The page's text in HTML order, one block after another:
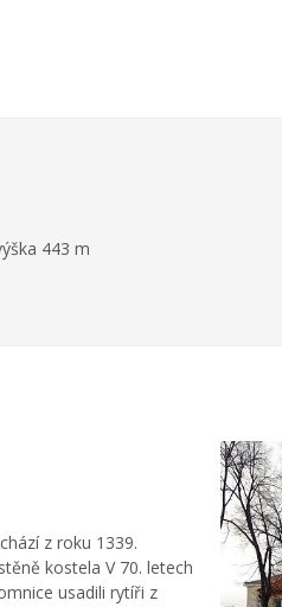
443 m
z roku 1339.
kostela V 70. letech
usadili rytíři z